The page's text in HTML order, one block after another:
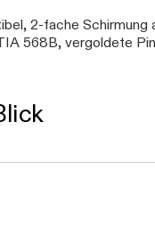
2-fache
568B, vergoldete